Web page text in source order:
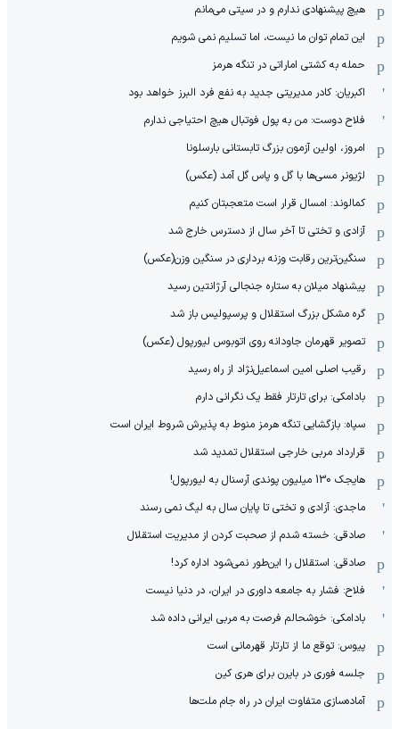
هیچ پیشنهادی ندارم و در سیتی می‌مانم
این تمام توان ما نیست، اما تسلیم نمی شویم
حمله به کشتی اماراتی در تنگه هرمز
اکبریان: کادر مدیریتی جدید به نفع فرد البرز خواهد بود
فلاح دوست: من به پول فوتبال هیچ احتیاجی ندارم
امروز، اولین آزمون بزرگ تابستانی بارسلونا
لژیونر مسی‌ها با گل و پاس گل آمد (عکس)
کمالوند: امسال قرار است متعجبتان کنیم
آزادی و تختی تا آخر سال از دسترس خارج شد
سنگین‌ترین رقابت وزنه برداری در سنگین وزن(عکس)
پیشنهاد میلان به ستاره جنجالی آرژانتین رسید
گره مشکل بزرگ استقلال و پرسپولیس باز شد
تصویر قهرمان جاودانه روی اتوبوس لیورپول (عکس)
رقیب اصلی امین اسماعیل‌نژاد از راه رسید
بادامکی: برای تارتار فقط یک نگرانی دارم
سپاه: بازگشایی تنگه هرمز منوط به پذیرش شروط ایران است
قرارداد مربی خارجی استقلال تمدید شد
هایجک 130 میلیون پوندی آرسنال به لیورپول!
ماجدی: آزادی و تختی تا پایان سال به لیگ نمی رسند
صادقی: خسته شدم از صحبت کردن از مدیریت استقلال
صادقی: استقلال را این‌طور نمی‌شود اداره کرد!
فلاح: فشار به جامعه داوری در ایران، در دنیا نیست
بادامکی: خوشحالم فرصت به مربی ایرانی داده شد
پیوس: توقع ما از تارتار قهرمانی است
جلسه فوری در بایرن برای هری کین
آماده‌سازی متفاوت ایران در راه جام ملت‌ها